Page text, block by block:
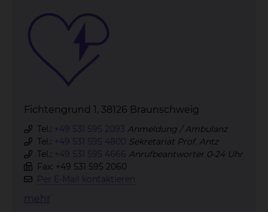
Fichtengrund 1, 38126 Braunschweig
Tel.: +49 531 595 2093 Anmeldung / Ambulanz
Tel.: +49 531 595 4800 Sekretariat Prof. Antz
Tel.: +49 531 595 4666 Anrufbeantworter 0-24 Uhr
Fax: +49 531 595 2060
Per E-Mail kontaktieren
mehr